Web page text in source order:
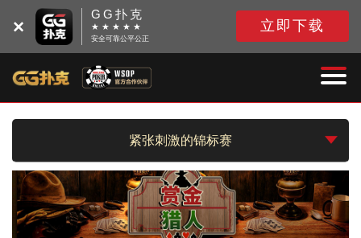
GG扑克
★ ★ ★ ★ ★
安全可靠公平公正
立即下载
紧张刺激的锦标赛